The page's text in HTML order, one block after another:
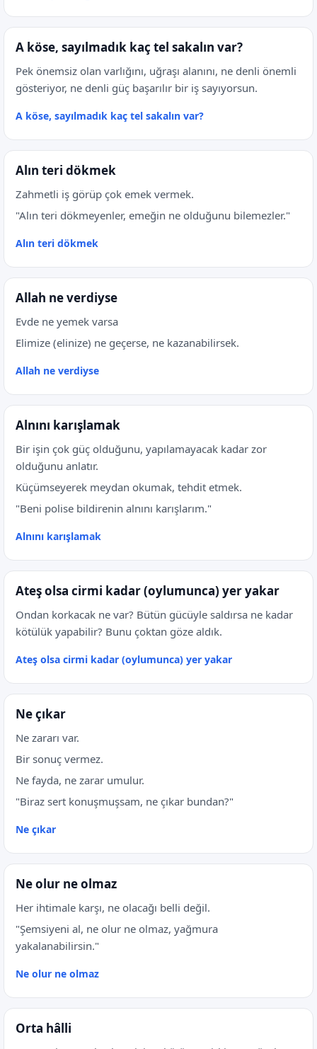
A köse, sayılmadık kaç tel sakalın var?
Pek önemsiz olan varlığını, uğraşı alanını, ne denli önemli
gösteriyor, ne denli güç başarılır bir iş sayıyorsun.
A köse, sayılmadık kaç tel sakalın var?
Alın teri dökmek
Zahmetli iş görüp çok emek vermek.
"Alın teri dökmeyenler, emeğin ne olduğunu bilemezler."
Alın teri dökmek
Allah ne verdiyse
Evde ne yemek varsa
Elimize (elinize) ne geçerse, ne kazanabilirsek.
Allah ne verdiyse
Alnını karışlamak
Bir işin çok güç olduğunu, yapılamayacak kadar zor
olduğunu anlatır.
Küçümseyerek meydan okumak, tehdit etmek.
"Beni polise bildirenin alnını karışlarım."
Alnını karışlamak
Ateş olsa cirmi kadar (oylumunca) yer yakar
Ondan korkacak ne var? Bütün gücüyle saldırsa ne kadar
kötülük yapabilir? Bunu çoktan göze aldık.
Ateş olsa cirmi kadar (oylumunca) yer yakar
Ne çıkar
Ne zararı var.
Bir sonuç vermez.
Ne fayda, ne zarar umulur.
"Biraz sert konuşmuşsam, ne çıkar bundan?"
Ne çıkar
Ne olur ne olmaz
Her ihtimale karşı, ne olacağı belli değil.
"Şemsiyeni al, ne olur ne olmaz, yağmura
yakalanabilirsin."
Ne olur ne olmaz
Orta hâlli